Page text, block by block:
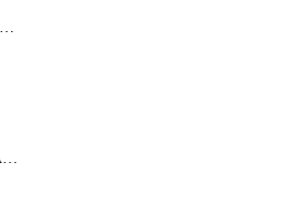
СТЪКЛЕНА БУТИЛКА ЛЕЖЕРА 750 МЛ.
ТАПА ПВЦ- Т - ОБРАЗНА - 19ММ